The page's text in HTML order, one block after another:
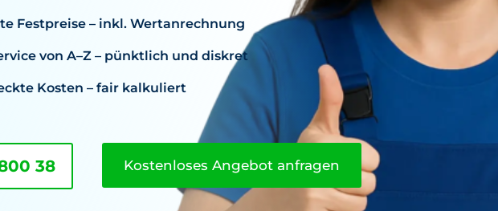
Festpreise – inkl. Wertanrechnung
von A–Z – pünktlich und diskret
Kosten – fair kalkuliert
38 Kostenloses Angebot anfragen